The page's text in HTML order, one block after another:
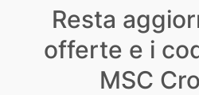
Resta
offerte e i
MSC